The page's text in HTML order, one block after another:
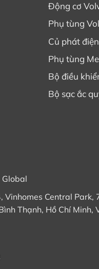
Động cơ
Phụ tùng
Củ phát
Phụ tùng
Bộ điều
Bộ sạc ắc
Global
Vinhomes Central Park,
Thạnh, Hồ Chí Minh,